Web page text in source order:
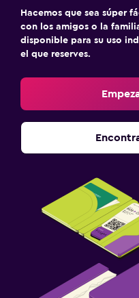
Hacemos que sea súper
con los amigos o la
disponible para su uso
el que reserves.